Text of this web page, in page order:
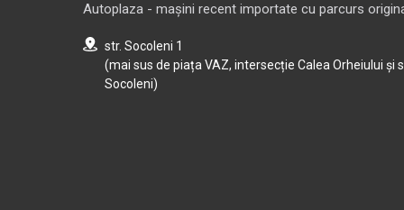
Autoplaza - mașini recent importate cu parcurs
str. Socoleni 1
(mai sus de piața VAZ, intersecție Calea Orheiului și
Socoleni)